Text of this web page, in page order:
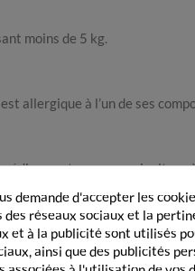
moins de 5 kg.
allergique à l’un de ses
nous vous
demande d'accepter les
réseaux sociaux et la
et à la publicité sont utilisés
ainsi que des publicités